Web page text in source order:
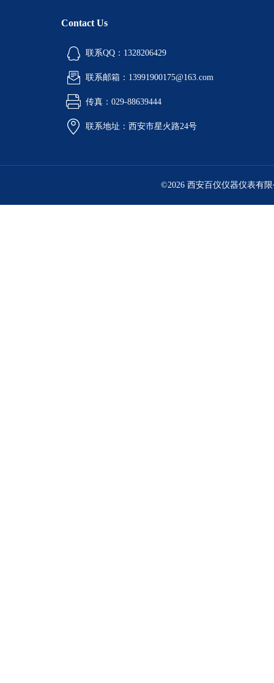
Contact Us
联系QQ：1328206429
联系邮箱：13991900175@163.com
传真：029-88639444
联系地址：西安市星火路24号
©2026 西安百仪仪器仪表有